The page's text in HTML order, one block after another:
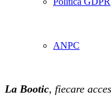
ANPC
La Bootic, fiecare